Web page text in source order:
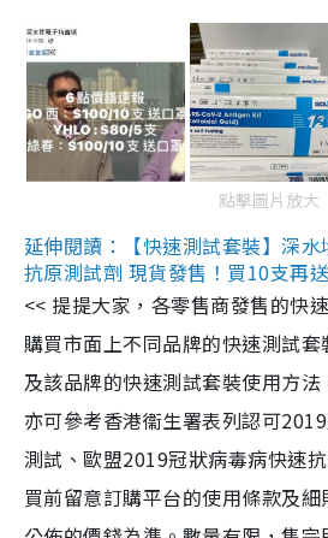
點擊圖片放大
延伸閱讀：【快速測試套裝】深
抗原測試劑 現貨發售！買10支再
<< 提提大家，各零售商發售的快
購買市面上不同品牌的快速測試
及該品牌的快速測試套裝使用方
亦可參考香港衞生署表列認可
測試、歐盟2019冠狀病毒病快速
買前留意訂購平台的使用條款及